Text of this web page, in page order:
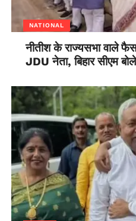
NATIONAL
नीतीश के राज्यसभा वाले
JDU नेता, बिहार सीएम